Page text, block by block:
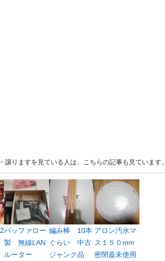
りますを見ている人は、こちらの記事も見ています。
バッファロー
製 無線LAN
ルーター
編み棒 10本
ぐらい 中古
ジャンク品
アロン汚水マ
ス１５０mm
密閉蓋未使用